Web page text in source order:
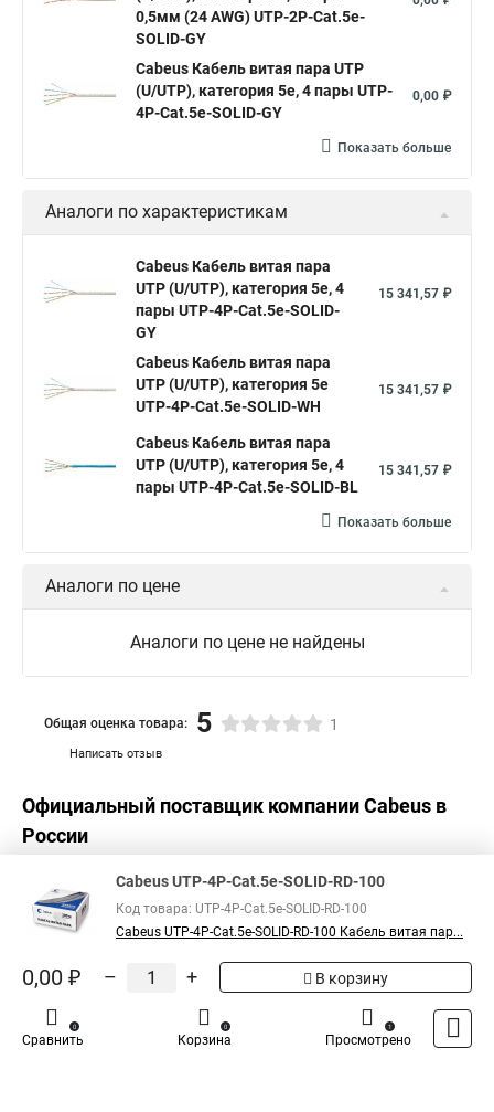
0,5мм (24 AWG) UTP-2P-Cat.5e-
SOLID-GY
Cabeus Кабель витая пара UTP
(U/UTP), категория 5e, 4 пары UTP-
4P-Cat.5e-SOLID-GY
0,00 ₽
Показать больше
Аналоги по характеристикам
Cabeus Кабель витая пара
UTP (U/UTP), категория 5e, 4
пары UTP-4P-Cat.5e-SOLID-
GY
15 341,57 ₽
Cabeus Кабель витая пара
UTP (U/UTP), категория 5e
UTP-4P-Cat.5e-SOLID-WH
15 341,57 ₽
Cabeus Кабель витая пара
UTP (U/UTP), категория 5e, 4
пары UTP-4P-Cat.5e-SOLID-BL
15 341,57 ₽
Показать больше
Аналоги по цене
Аналоги по цене не найдены
Написать отзыв
Общая оценка товара: 5 1
Официальный поставщик компанииCabeus в
России
Cabeus UTP-4P-Cat.5e-SOLID-RD-100
Код товара: UTP-4P-Cat.5e-SOLID-RD-100
Cabeus UTP-4P-Cat.5e-SOLID-RD-100 Кабель витая пар...
0,00 ₽ – + В корзину
Сравнить
0
Корзина
0
Просмотрено
1